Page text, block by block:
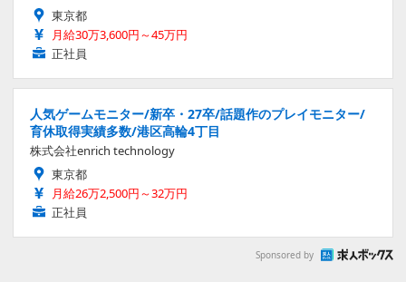
東京都
月給30万3,600円～45万円
正社員
人気ゲームモニター/新卒・27卒/話題作のプレイモニター/
育休取得実績多数/港区高輪4丁目
株式会社enrich technology
東京都
月給26万2,500円～32万円
正社員
Sponsored by